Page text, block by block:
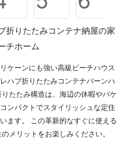
折りたたみコンテナ納屋の家
チホーム
ケーンにも強い高級ビーチハウス
ハブ折りたたみコンテナバーンハ
たたみ構造は、海辺の休暇やバケ
ンパクトでスタイリッシュな定住
ます。 この革新的なすぐに使える
メリットをお楽しみください。